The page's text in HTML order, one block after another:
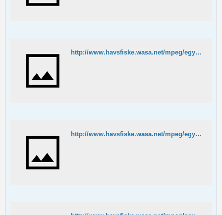
http://www.havsfiske.wasa.net/mpeg/egypten/best.MPG
http://www.havsfiske.wasa.net/mpeg/egypten/jump.MPG